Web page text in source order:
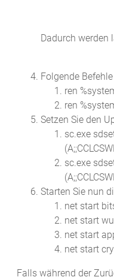
Dadurch werden
Folgende
ren
ren
Setzen Sie den
sc.exe
sc.exe
Starten Sie nun
net start
net start
net start
net start
Falls während der